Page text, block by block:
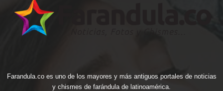
Farandula.co es uno de los mayores y más antiguos portales de noticias
y chismes de farándula de latinoamérica.